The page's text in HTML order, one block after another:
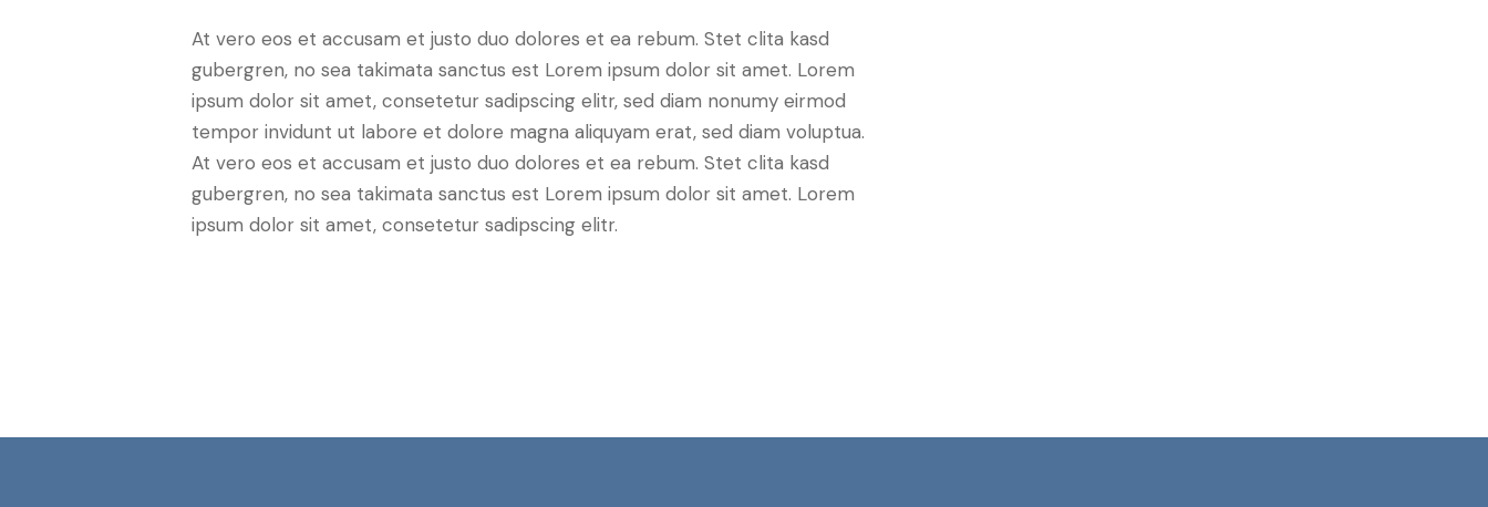
At vero eos et accusam et justo duo dolores et ea rebum. Stet clita kasd
gubergren, no sea takimata sanctus est Lorem ipsum dolor sit amet. Lorem
ipsum dolor sit amet, consetetur sadipscing elitr, sed diam nonumy eirmod
tempor invidunt ut labore et dolore magna aliquyam erat, sed diam voluptua.
At vero eos et accusam et justo duo dolores et ea rebum. Stet clita kasd
gubergren, no sea takimata sanctus est Lorem ipsum dolor sit amet. Lorem
ipsum dolor sit amet, consetetur sadipscing elitr.